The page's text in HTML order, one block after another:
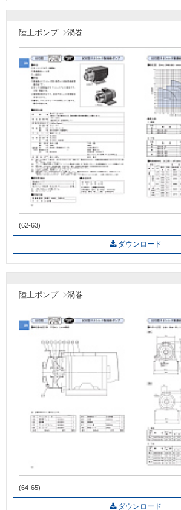
陸上ポンプ 渦巻
(62-63)
ダウンロード
陸上ポンプ 渦巻
(64-65)
ダウンロード